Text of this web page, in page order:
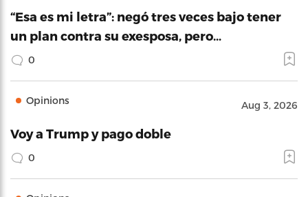
“Esa es mi letra”: negó tres veces bajo tener
un plan contra su exesposa, pero…
0
Opinions Aug 3, 2026
Voy a Trump y pago doble
0